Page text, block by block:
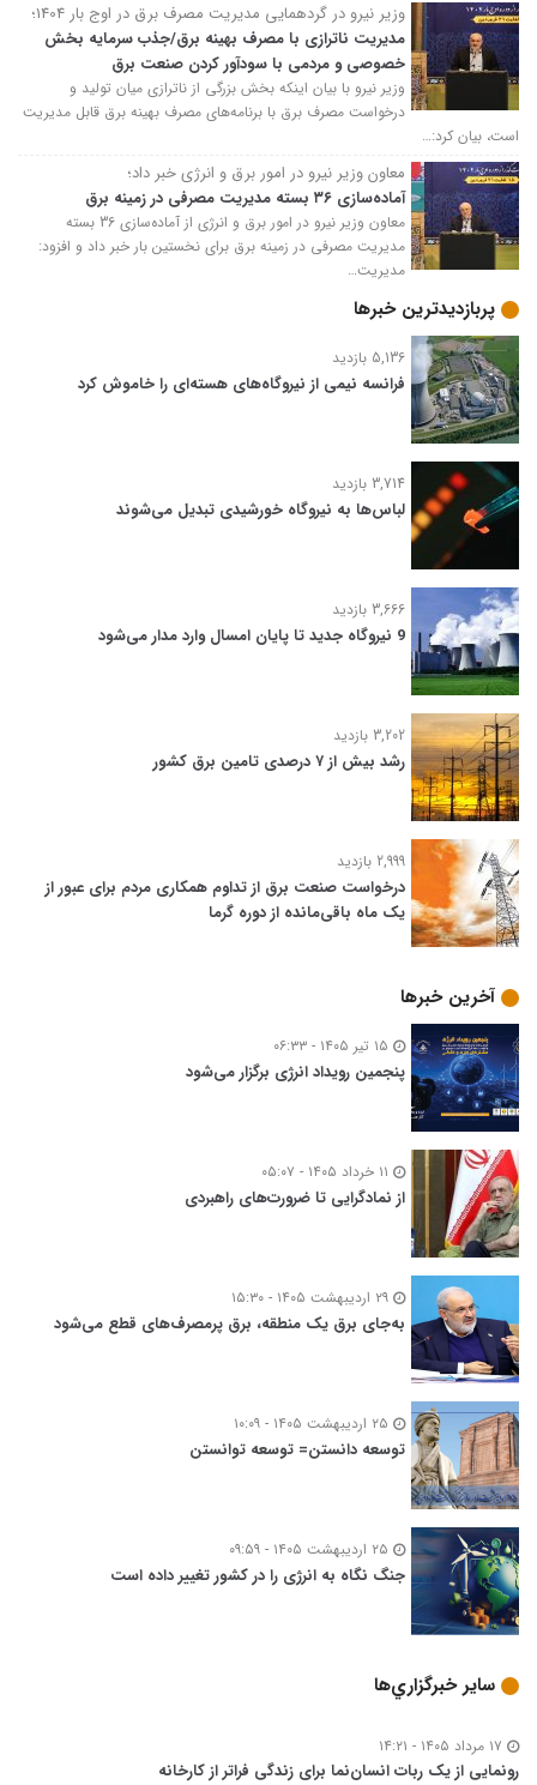
وزیر نیرو در گردهمایی مدیریت مصرف برق در اوج بار 1404؛
مدیریت ناترازی با مصرف بهینه برق/جذب سرمایه بخش
خصوصی و مردمی با سودآور کردن صنعت برق
وزیر نیرو با بیان اینکه بخش بزرگی از ناترازی میان تولید و
درخواست مصرف برق با برنامه‌های مصرف بهینه برق قابل مدیریت
است، بیان کرد:…
معاون وزیر نیرو در امور برق و انرژی خبر داد؛
آماده‌سازی ۳۶ بسته مدیریت مصرفی در زمینه برق
معاون وزیر نیرو در امور برق و انرژی از آماده‌سازی 36 بسته
مدیریت مصرفی در زمینه برق برای نخستین بار خبر داد و افزود:
مدیریت…
پربازدیدترین خبرها
5,136 بازدید
فرانسه نیمی از نیروگاه‌های هسته‌ای را خاموش کرد
3,714 بازدید
لباس‌ها به نیروگاه خورشیدی تبدیل می‌شوند
3,666 بازدید
9 نیروگاه جدید تا پایان امسال وارد مدار می‌شود
3,202 بازدید
رشد بیش از ۷ درصدی تامین برق کشور
2,999 بازدید
درخواست صنعت برق از تداوم همکاری مردم برای عبور از
یک ماه باقی‌مانده از دوره گرما
آخرین خبرها
پنجمین رویداد انرژی برگزار می‌شود
از نمادگرایی تا ضرورت‌های راهبردی
به‌جای برق یک منطقه، برق پرمصرف‌های قطع می‌شود
توسعه‌ دانستن= توسعه توانستن
جنگ نگاه به انرژی را در کشور تغییر داده است
ساير خبرگزاري‌ها
رونمایی از یک ربات انسان‌نما برای زندگی فراتر از کارخانه